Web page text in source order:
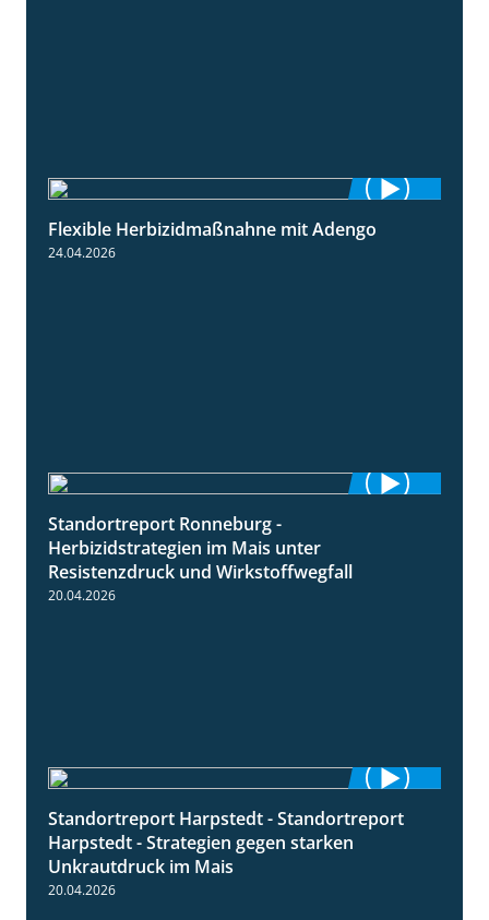
1:26
Flexible Herbizidmaßnahne mit Adengo
24.04.2026
Standortreport Ronneburg -
Herbizidstrategien im Mais unter
Resistenzdruck und Wirkstoffwegfall
20.04.2026
9:11
Standortreport Harpstedt - Standortreport
Harpstedt - Strategien gegen starken
Unkrautdruck im Mais
20.04.2026